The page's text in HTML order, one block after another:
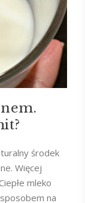
środek
Więcej
mleko
na